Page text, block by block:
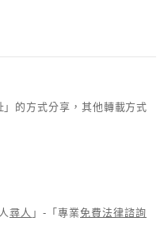
的方式分享，其他轉載方式
尋人 」-「專業免費法律諮詢